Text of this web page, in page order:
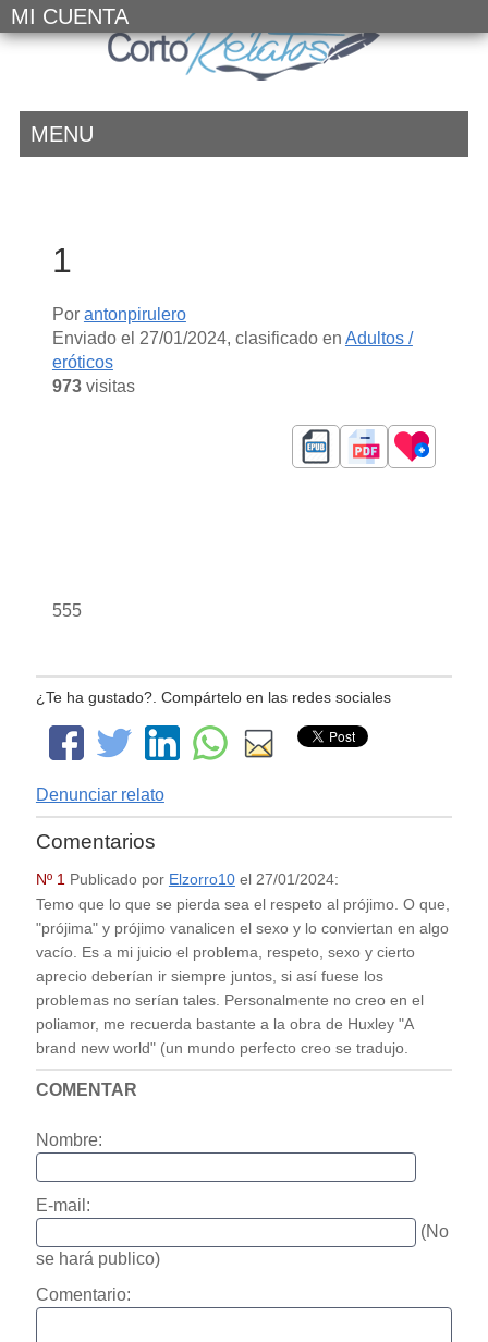
MI CUENTA
MENU
1
Por antonpirulero
Enviado el 27/01/2024, clasificado en Adultos /
eróticos
973visitas
555
¿Te ha gustado?. Compártelo en las redes sociales
Denunciar relato
Comentarios
Nº 1 Publicado por Elzorro10el 27/01/2024:
Temo que lo que se pierda sea el respeto al prójimo. O que,
"prójima" y prójimo vanalicen el sexo y lo conviertan en algo
vacío. Es a mi juicio el problema, respeto, sexo y cierto
aprecio deberían ir siempre juntos, si así fuese los
problemas no serían tales. Personalmente no creo en el
poliamor, me recuerda bastante a la obra de Huxley "A
brand new world" (un mundo perfecto creo se tradujo.
COMENTAR
Nombre:
E-mail:
(No
se hará publico)
Comentario: